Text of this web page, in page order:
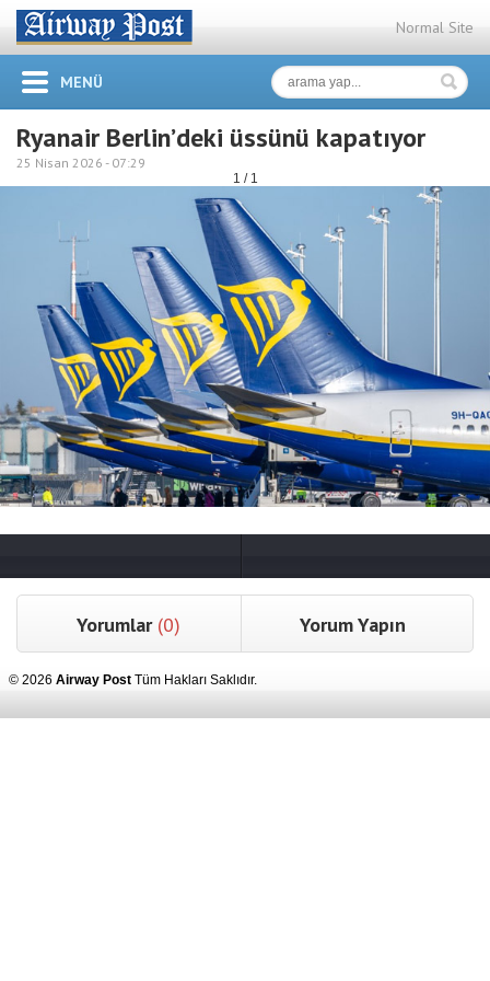
Normal Site
MENÜ
Ryanair Berlin’deki üssünü kapatıyor
25 Nisan 2026 - 07:29
1 / 1
Yorumlar (0) Yorum Yapın
© 2026 Airway Post Tüm Hakları Saklıdır.